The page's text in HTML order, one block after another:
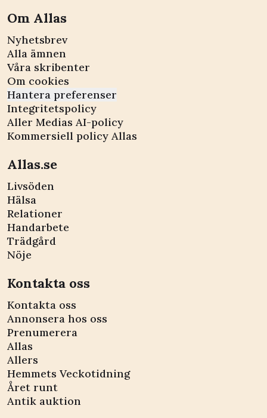
Om Allas
Nyhetsbrev
Alla ämnen
Våra skribenter
Om cookies
Hantera preferenser
Integritetspolicy
Aller Medias AI-policy
Kommersiell policy Allas
Allas.se
Livsöden
Hälsa
Relationer
Handarbete
Trädgård
Nöje
Kontakta oss
Kontakta oss
Annonsera hos oss
Prenumerera
Allas
Allers
Hemmets Veckotidning
Året runt
Antik auktion